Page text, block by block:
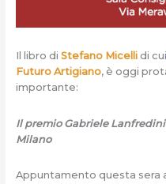
Il libro di Stefano Micellidi cui
Futuro Artigiano, è oggi
importante:
Il premio Gabriele
Milano
Appuntamento questa sera